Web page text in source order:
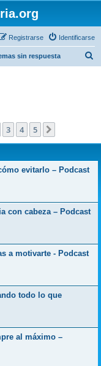
Identificarse
Registrarse
sin respuesta
3 4 5
evitarlo – Podcast
con cabeza – Podcast
a motivarte - Podcast
todo lo que
al máximo –